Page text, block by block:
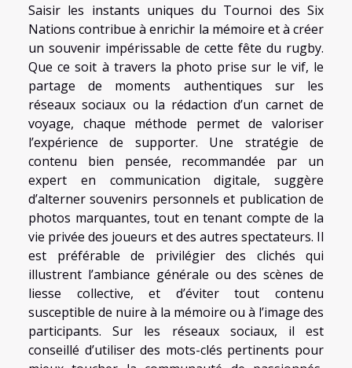
Saisir les instants uniques du Tournoi des Six
Nations contribue à enrichir la mémoire et à créer
un souvenir impérissable de cette fête du rugby.
Que ce soit à travers la photo prise sur le vif, le
partage de moments authentiques sur les
réseaux sociaux ou la rédaction d’un carnet de
voyage, chaque méthode permet de valoriser
l’expérience de supporter. Une stratégie de
contenu bien pensée, recommandée par un
expert en communication digitale, suggère
d’alterner souvenirs personnels et publication de
photos marquantes, tout en tenant compte de la
vie privée des joueurs et des autres spectateurs. Il
est préférable de privilégier des clichés qui
illustrent l’ambiance générale ou des scènes de
liesse collective, et d’éviter tout contenu
susceptible de nuire à la mémoire ou à l’image des
participants. Sur les réseaux sociaux, il est
conseillé d’utiliser des mots-clés pertinents pour